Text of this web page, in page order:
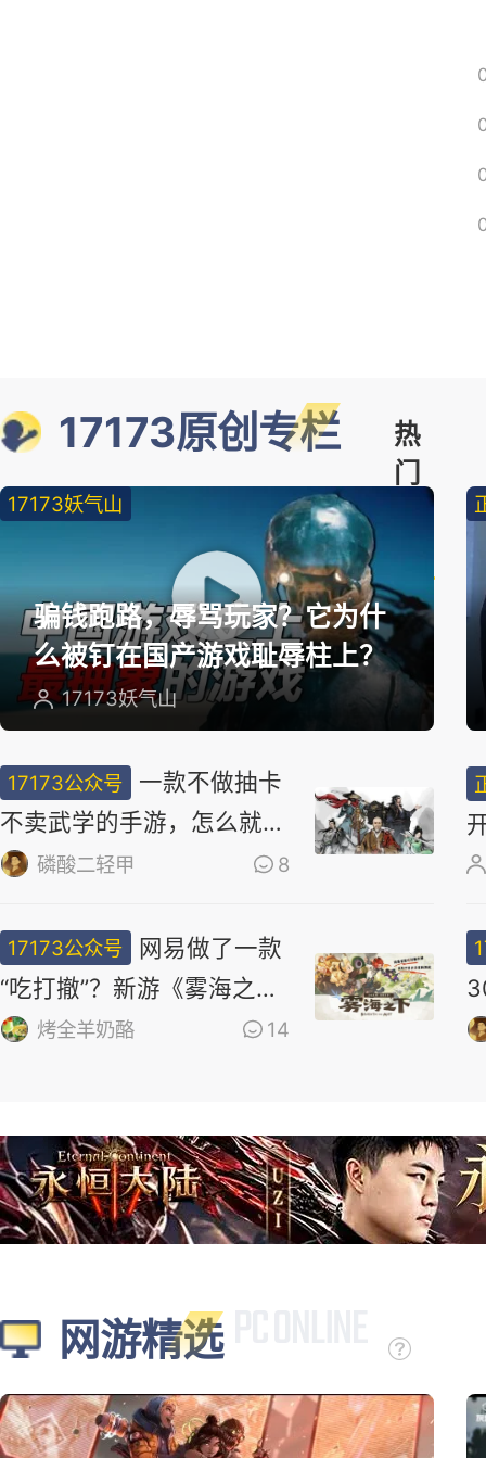
17173原创专栏
热
门
17173妖气山
骗钱跑路，辱骂玩家？它为什
么被钉在国产游戏耻辱柱上？
17173妖气山
17173公众号
一款不做抽卡
不卖武学的手游，怎么就做
出了最浓的武侠味儿
磷酸二轻甲 8
17173公众号
网易做了一款
“吃打撤”？新游《雾海之
下》首曝！
烤全羊奶酪 14
网游精选